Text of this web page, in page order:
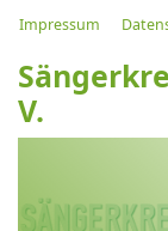
Impressum
V.